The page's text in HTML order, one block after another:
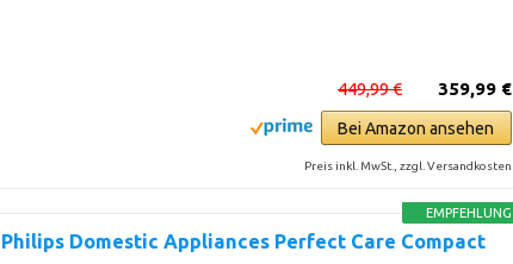
359,99 €
449,99 €
Bei Amazon ansehen
Preis inkl. MwSt., zzgl. Versandkosten
EMPFEHLUNG
Philips Domestic Appliances Perfect Care Compact